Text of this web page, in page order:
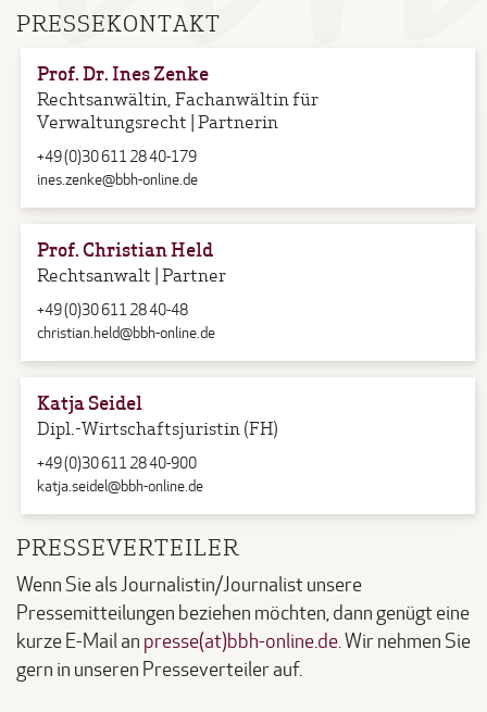
PRESSEKONTAKT
Prof. Dr. Ines Zenke
Rechtsanwältin, Fachanwältin für
Verwaltungsrecht | Partnerin
+49 (0)30 611 28 40-179
ines.zenke@bbh-online.de
Prof. Christian Held
Rechtsanwalt | Partner
+49 (0)30 611 28 40-48
christian.held@bbh-online.de
Katja Seidel
Dipl.-Wirtschaftsjuristin (FH)
+49 (0)30 611 28 40-900
katja.seidel@bbh-online.de
PRESSEVERTEILER
Wenn Sie als Journalistin/Journalist unsere
Pressemitteilungen beziehen möchten, dann genügt eine
kurze E-Mail an presse(at)bbh-online.de. Wir nehmen Sie
gern in unseren Presseverteiler auf.